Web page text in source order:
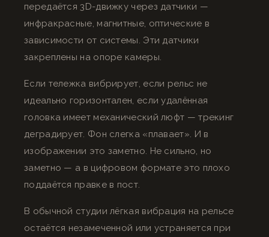
передаётся 3D-движку через датчики —
инфракрасные, магнитные, оптические в
зависимости от системы. Эти датчики
закреплены на опоре камеры.
Если тележка вибрирует, если рельс не
идеально горизонтален, если удалённая
головка имеет механический люфт — трекинг
деградирует. Фон слегка «плавает». И в
изображении это заметно. Не сильно, но
заметно — а в цифровом формате это плохо
поддаётся правке в пост.
В обычной студии лёгкая вибрация на рельсе
остаётся незамеченной или устраняется при